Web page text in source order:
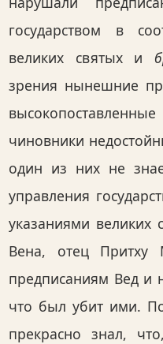
государством в
великих святых и
зрения нынешние
чиновники
один из них не
управления
указаниями великих
Вена, отец Притху
предписаниям Вед и
что был убит ими.
прекрасно знал,